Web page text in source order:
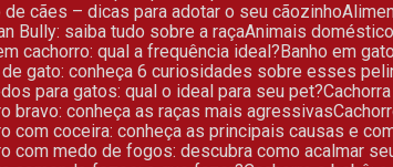
de cães – dicas para adotar o seu cãozinho
Bully: saiba tudo sobre a raça Animais
em cachorro: qual a frequência ideal?
Banho em
de gato: conheça 6 curiosidades sobre esses
para gatos: qual o ideal para seu pet?
bravo: conheça as raças mais agressivas
com coceira: conheça as principais causas e
com medo de fogos: descubra como acalmar